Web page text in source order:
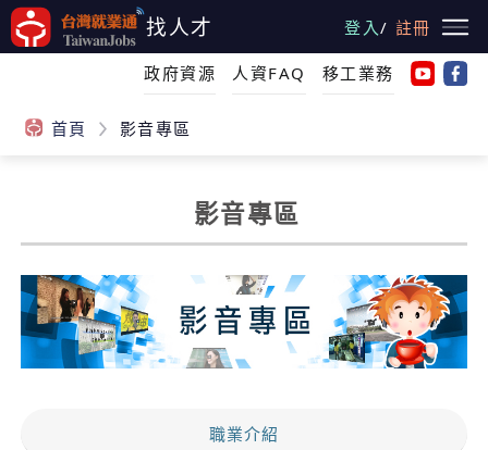
跳
到
主
找人才 登入/ 註冊
政府資源 人資FAQ 移工業務
首頁 影音專區
影音專區
職業介紹